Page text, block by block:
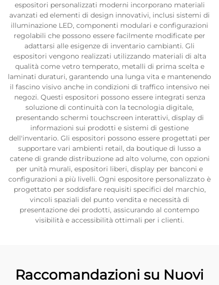
espositori personalizzati moderni incorporano materiali
avanzati ed elementi di design innovativi, inclusi sistemi di
illuminazione LED, componenti modulari e configurazioni
regolabili che possono essere facilmente modificate per
adattarsi alle esigenze di inventario cambianti. Gli
espositori vengono realizzati utilizzando materiali di alta
qualità come vetro temperato, metalli di prima scelta e
laminati duraturi, garantendo una lunga vita e mantenendo
il fascino visivo anche in condizioni di traffico intensivo nei
negozi. Questi espositori possono essere integrati senza
soluzione di continuità con la tecnologia digitale,
presentando schermi touchscreen interattivi, display di
informazioni sui prodotti e sistemi di gestione
dell'inventario. Gli espositori possono essere progettati per
supportare vari ambienti retail, da boutique di lusso a
catene di grande distribuzione ad alto volume, con opzioni
per unità murali, espositori liberi, display per banconi e
configurazioni a più livelli. Ogni espositore personalizzato è
progettato per soddisfare requisiti specifici del marchio,
vincoli spaziali del punto vendita e necessità di
presentazione dei prodotti, assicurando al contempo
visibilità e accessibilità ottimali per i clienti.
Raccomandazioni su Nuovi